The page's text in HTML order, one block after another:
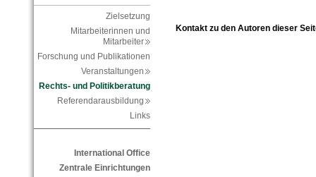
Zielsetzung
Mitarbeiterinnen und
Mitarbeiter
Forschung und Publikationen
Veranstaltungen
Rechts- und Politikberatung
Referendarausbildung
Links
International Office
Zentrale Einrichtungen
Kontakt zu den Autoren dieser